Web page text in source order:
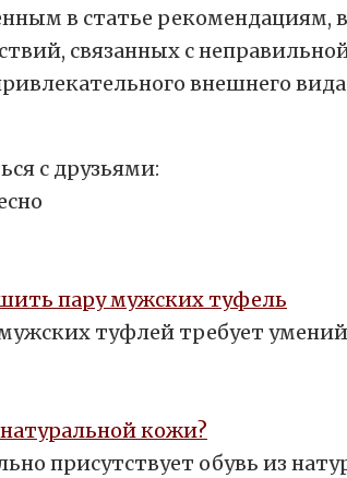
в статье рекомендациям,
связанных с
внешнего
с друзьями:
пару мужских туфель
туфлей требует
кожи?
присутствует обувь из